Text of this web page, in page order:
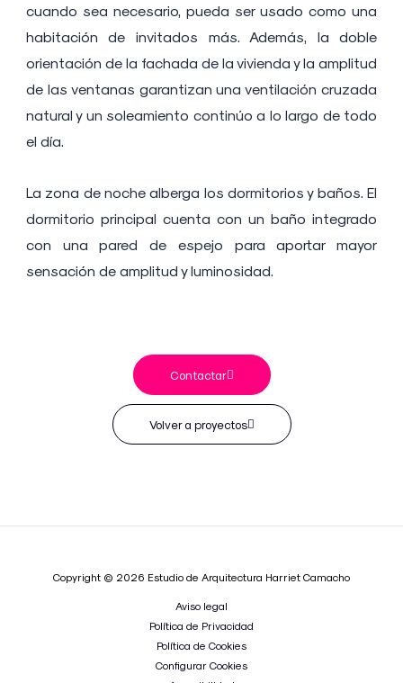
cuando sea necesario, pueda ser usado como una
habitación de invitados más. Además, la doble
orientación de la fachada de la vivienda y la amplitud
de las ventanas garantizan una ventilación cruzada
natural y un soleamiento continúo a lo largo de todo
el día.
La zona de noche alberga los dormitorios y baños. El
dormitorio principal cuenta con un baño integrado
con una pared de espejo para aportar mayor
sensación de amplitud y luminosidad.
Contactar
Volver a proyectos
Copyright © 2026 Estudio de Arquitectura Harriet Camacho
Aviso legal
Política de Privacidad
Política de Cookies
Configurar Cookies